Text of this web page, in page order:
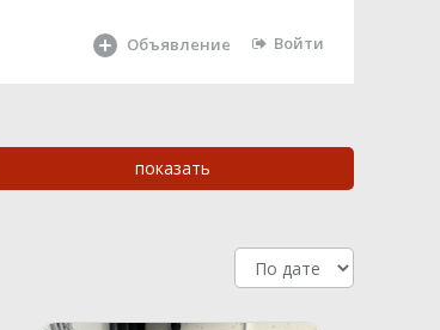
Объявление Войти